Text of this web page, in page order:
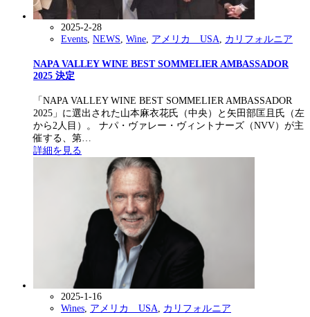
2025-2-28
Events, NEWS, Wine, アメリカ USA, カリフォルニア
NAPA VALLEY WINE BEST SOMMELIER AMBASSADOR
2025 決定
「NAPA VALLEY WINE BEST SOMMELIER AMBASSADOR
2025」に選出された山本麻衣花氏（中央）と矢田部匡且氏（左
から2人目）。 ナパ・ヴァレー・ヴィントナーズ（NVV）が主
催する、第…
詳細を見る
2025-1-16
Wines, アメリカ USA, カリフォルニア